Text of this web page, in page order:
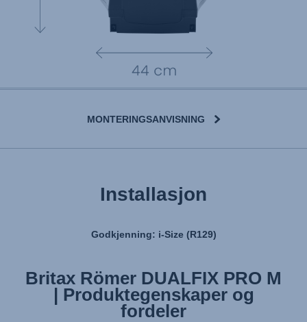
MONTERINGSANVISNING
Installasjon
Godkjenning: i-Size (R129)
Britax Römer DUALFIX PRO M
| Produktegenskaper og
fordeler
Britax Römer DUALFIX PRO M
| Installere setet